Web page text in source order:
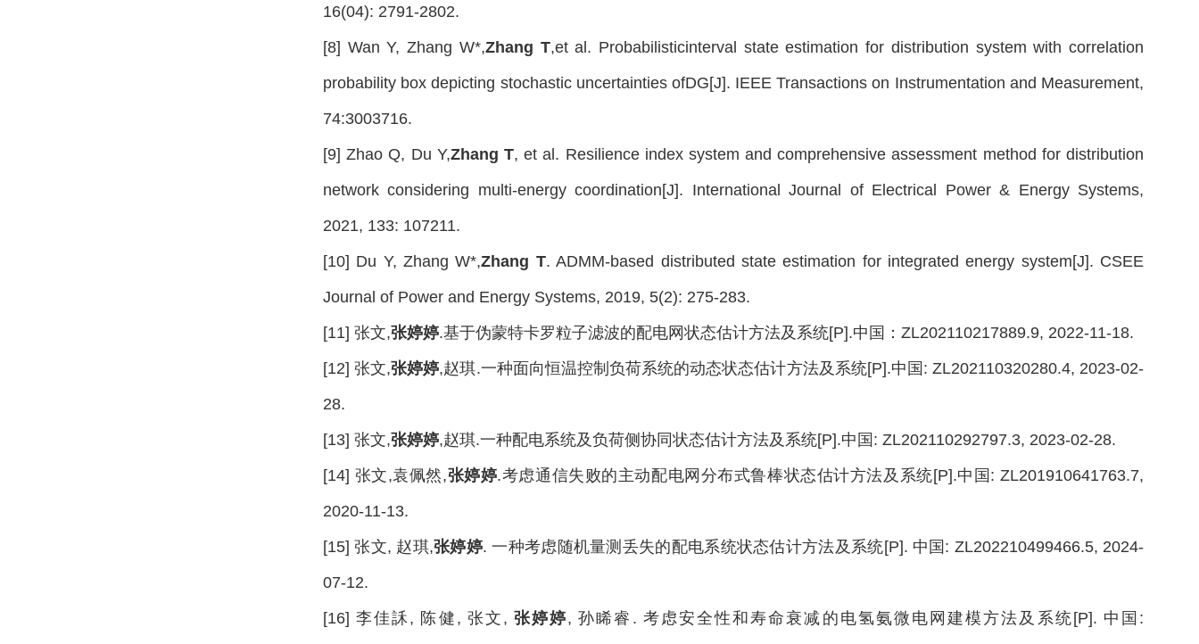
16(04): 2791-2802.
[8] Wan Y, Zhang W*,Zhang T,et al. Probabilisticinterval state estimation for distribution system with correlation
probability box depicting stochastic uncertainties ofDG[J]. IEEE Transactions on Instrumentation and Measurement,
74:3003716.
[9] Zhao Q, Du Y,Zhang T, et al. Resilience index system and comprehensive assessment method for distribution
network considering multi-energy coordination[J]. International Journal of Electrical Power & Energy Systems,
2021, 133: 107211.
[10] Du Y, Zhang W*,Zhang T. ADMM-based distributed state estimation for integrated energy system[J]. CSEE
Journal of Power and Energy Systems, 2019, 5(2): 275-283.
[11] 张文,张婷婷.基于伪蒙特卡罗粒子滤波的配电网状态估计方法及系统[P].中国：ZL202110217889.9, 2022-11-18.
[12] 张文,张婷婷,赵琪.一种面向恒温控制负荷系统的动态状态估计方法及系统[P].中国: ZL202110320280.4, 2023-02-
28.
[13] 张文,张婷婷,赵琪.一种配电系统及负荷侧协同状态估计方法及系统[P].中国: ZL202110292797.3, 2023-02-28.
[14] 张文,袁佩然,张婷婷.考虑通信失败的主动配电网分布式鲁棒状态估计方法及系统[P].中国: ZL201910641763.7,
2020-11-13.
[15] 张文, 赵琪,张婷婷. 一种考虑随机量测丢失的配电系统状态估计方法及系统[P]. 中国: ZL202210499466.5, 2024-
07-12.
[16] 李佳訸, 陈健, 张文, 张婷婷, 孙睎睿. 考虑安全性和寿命衰减的电氢氨微电网建模方法及系统[P]. 中国: